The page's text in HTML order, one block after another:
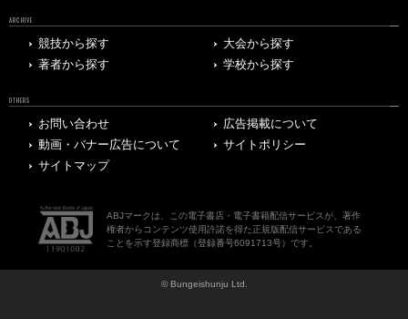
ARCHIVE
競技から探す
大会から探す
著者から探す
学校から探す
OTHERS
お問い合わせ
広告掲載について
動画・バナー広告について
サイトポリシー
サイトマップ
ABJマークは、この電子書店・電子書籍配信サービスが、著作
権者からコンテンツ使用許諾を得た正規版配信サービスである
ことを示す登録商標（登録番号6091713号）です。
© Bungeishunju Ltd.